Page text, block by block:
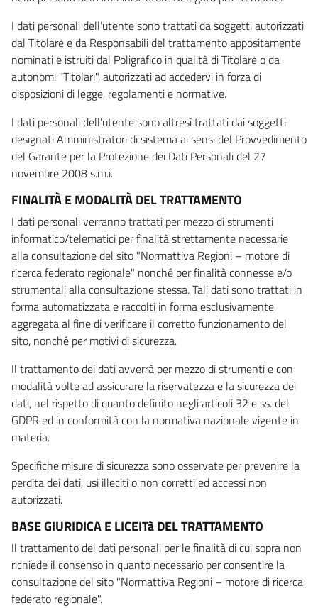
I dati personali dell’utente sono trattati da soggetti autorizzati
dal Titolare e da Responsabili del trattamento appositamente
nominati e istruiti dal Poligrafico in qualità di Titolare o da
autonomi "Titolari", autorizzati ad accedervi in forza di
disposizioni di legge, regolamenti e normative.
I dati personali dell’utente sono altresì trattati dai soggetti
designati Amministratori di sistema ai sensi del Provvedimento
del Garante per la Protezione dei Dati Personali del 27
novembre 2008 s.m.i.
FINALITÀ E MODALITÀ DEL TRATTAMENTO
I dati personali verranno trattati per mezzo di strumenti
informatico/telematici per finalità strettamente necessarie
alla consultazione del sito "Normattiva Regioni – motore di
ricerca federato regionale" nonché per finalità connesse e/o
strumentali alla consultazione stessa. Tali dati sono trattati in
forma automatizzata e raccolti in forma esclusivamente
aggregata al fine di verificare il corretto funzionamento del
sito, nonché per motivi di sicurezza.
Il trattamento dei dati avverrà per mezzo di strumenti e con
modalità volte ad assicurare la riservatezza e la sicurezza dei
dati, nel rispetto di quanto definito negli articoli 32 e ss. del
GDPR ed in conformità con la normativa nazionale vigente in
materia.
Specifiche misure di sicurezza sono osservate per prevenire la
perdita dei dati, usi illeciti o non corretti ed accessi non
autorizzati.
BASE GIURIDICA E LICEITà DEL TRATTAMENTO
Il trattamento dei dati personali per le finalità di cui sopra non
richiede il consenso in quanto necessario per consentire la
consultazione del sito "Normattiva Regioni – motore di ricerca
federato regionale".